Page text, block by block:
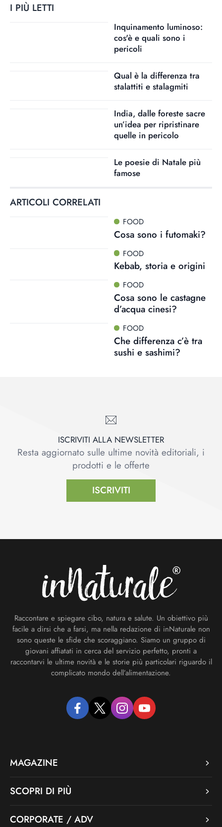
I PIÙ LETTI
Inquinamento luminoso:
cos'è e quali sono i
pericoli
Qual è la differenza tra
stalattiti e stalagmiti
India, dalle foreste sacre
un’idea per ripristinare
quelle in pericolo
Le poesie di Natale più
famose
ARTICOLI CORRELATI
FOOD
Cosa sono i futomaki?
FOOD
Kebab, storia e origini
FOOD
Cosa sono le castagne
d’acqua cinesi?
FOOD
Che differenza c’è tra
sushi e sashimi?
ISCRIVITI ALLA NEWSLETTER
Resta aggiornato sulle ultime novità editoriali, i
prodotti e le offerte
ISCRIVITI
Raccontare e spiegare cibo, natura e salute. Un obiettivo più
facile a dirsi che a farsi, ma nella redazione di inNaturale non
sono queste le sfide che scoraggiano. Siamo un gruppo di
giovani affiatati in cerca del servizio perfetto, pronti a
raccontarvi le ultime novità e le storie più particolari riguardo il
complicato mondo dell’alimentazione.
facebooktwitter instagramyoutube
MAGAZINE
SCOPRI DI PIÙ
CORPORATE / ADV